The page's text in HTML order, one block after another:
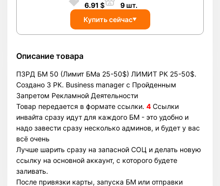
6.91 $ 9 шт.
Купить сейчас
Описание товара
ПЗРД БМ 50 (Лимит БМа 25-50$) ЛИМИТ РК 25-50$.
Создано 3 РК. Business manager с Пройденным
Запретом Рекламной Деятельности
Товар передается в формате ссылки. 4 Ссылки
инвайта сразу идут для каждого БМ - это удобно и
надо завести сразу несколько админов, и будет у вас
всё очень
Лучше шарить сразу на запасной СОЦ и делать новую
ссылку на основной аккаунт, с которого будете
заливать.
После привязки карты, запуска БМ или отправки